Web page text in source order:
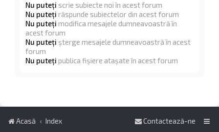
Nu puteţi scrie subiecte noi în acest forum
Nu puteţi răspunde subiectelor din acest forum
Nu puteţi modifica mesajele dumneavoastră în
acest forum
Nu puteţi şterge mesajele dumneavoastră în acest
forum
Nu puteţi publica fişiere ataşate în acest forum
Acasă Index Contactează-ne